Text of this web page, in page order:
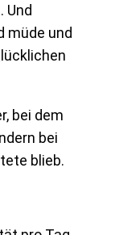
Und
müde und
bei dem
bei
blieb.